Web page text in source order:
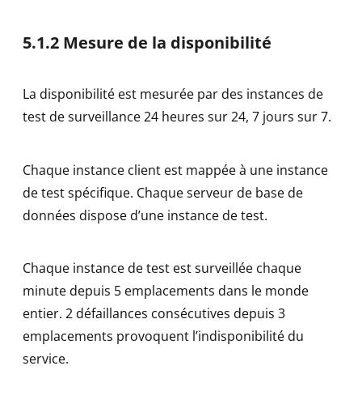
5.1.2 Mesure de la disponibilité
La disponibilité est mesurée par des instances de
test de surveillance 24 heures sur 24, 7 jours sur 7.
Chaque instance client est mappée à une instance
de test spécifique. Chaque serveur de base de
données dispose d’une instance de test.
Chaque instance de test est surveillée chaque
minute depuis 5 emplacements dans le monde
entier. 2 défaillances consécutives depuis 3
emplacements provoquent l’indisponibilité du
service.